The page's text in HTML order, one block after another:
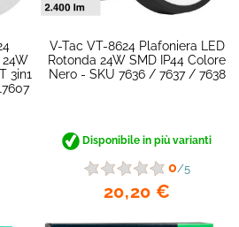
3in1
V-Tac VT-8624 Plafoniera LED
Rotonda 24W SMD IP44 Colore
Nero - SKU 7636 / 7637 / 7638
Disponibile in più varianti
0/5
20,20 €